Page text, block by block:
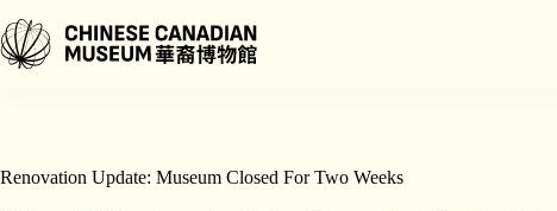
至
内
Renovation Update: Museum Closed For Two Weeks